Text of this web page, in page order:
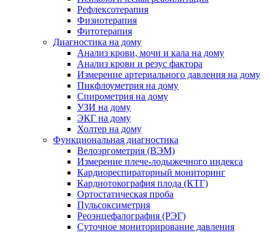
Рефлексотерапия
Физиотерапия
Фитотерапия
Диагностика на дому
Анализ крови, мочи и кала на дому
Анализ крови и резус фактора
Измерение артериального давления на дому
Пикфлоуметрия на дому
Спирометрия на дому
УЗИ на дому
ЭКГ на дому
Холтер на дому
Функциональная диагностика
Велоэргометрия (ВЭМ)
Измерение плече-лодыжечного индекса
Кардиореспираторный мониторинг
Кардиотокография плода (КТГ)
Ортостатическая проба
Пульсоксиметрия
Реоэнцефалография (РЭГ)
Суточное мониторирование давления